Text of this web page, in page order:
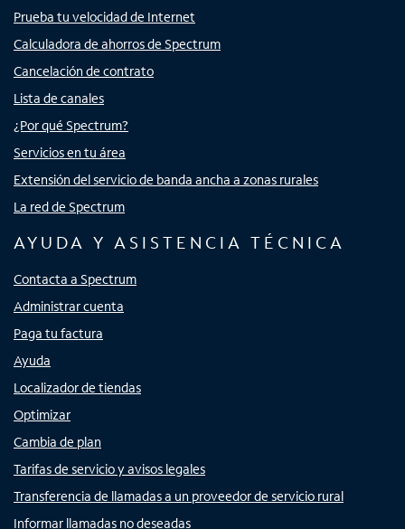
Prueba tu velocidad de Internet
Calculadora de ahorros de Spectrum
Cancelación de contrato
Lista de canales
¿Por qué Spectrum?
Servicios en tu área
Extensión del servicio de banda ancha a zonas rurales
La red de Spectrum
AYUDA Y ASISTENCIA TÉCNICA
Contacta a Spectrum
Administrar cuenta
Paga tu factura
Ayuda
Localizador de tiendas
Optimizar
Cambia de plan
Tarifas de servicio y avisos legales
Transferencia de llamadas a un proveedor de servicio rural
Informar llamadas no deseadas